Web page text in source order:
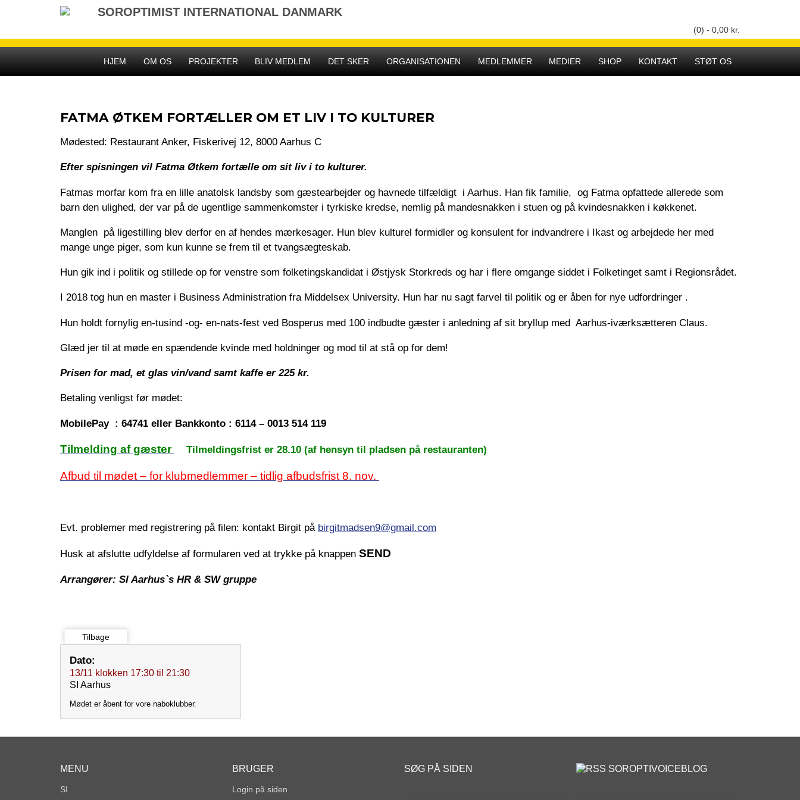
SOROPTIMIST INTERNATIONAL DANMARK
(0) -0,00 kr.
HJEM
OM OS PROJEKTER BLIV MEDLEM DET SKER ORGANISATIONEN MEDLEMMER MEDIER SHOP KONTAKT STØT OS
FATMA ØTKEM FORTÆLLER OM ET LIV I TO KULTURER
Mødested: Restaurant Anker, Fiskerivej 12, 8000 Aarhus C
Efter spisningen vil Fatma Øtkemfortælle om sit liv i to kulturer.
Fatmas morfar kom fra en lille anatolsk landsby som gæstearbejder og havnede tilfældigt i Aarhus. Han fik familie, og Fatma opfattede allerede som
barn den ulighed, der var på de ugentlige sammenkomster i tyrkiske kredse, nemlig på mandesnakken i stuen og på kvindesnakken i køkkenet.
Manglen på ligestilling blev derfor en af hendes mærkesager. Hun blev kulturel formidler og konsulent for indvandrere i Ikast og arbejdede her med
mange unge piger, som kun kunne se frem til et tvangsægteskab.
Hun gik ind i politik og stillede op for venstre som folketingskandidat i Østjysk Storkreds og har i flere omgange siddet i Folketinget samt i Regionsrådet.
I 2018 tog hun en master i Business Administration fra Middelsex University. Hun har nu sagt farvel til politik og er åben for nye udfordringer .
Hun holdt fornylig en-tusind -og- en-nats-fest ved Bosperus med 100 indbudte gæster i anledning af sit bryllup med Aarhus-iværksætteren Claus.
Glæd jer til at møde en spændende kvinde med holdninger og mod til at stå op for dem!
Prisen for mad, et glas vin/vand samt kaffe er 225 kr.
Betaling venligst før mødet:
MobilePay : 64741 eller Bankkonto : 6114 – 0013 514 119
Tilmelding af gæster Tilmeldingsfrist er 28.10 (af hensyn til pladsen på restauranten)
Afbud til mødet – for klubmedlemmer – tidlig afbudsfrist 8. nov.
Evt. problemer med registrering på filen: kontakt Birgit på birgitmadsen9@gmail.com
Husk at afslutte udfyldelse af formularen ved at trykke på knappen SEND
Arrangører: SI Aarhus`s HR & SW gruppe
Tilbage
Dato:
13/11 klokken 17:30 til 21:30
SI Aarhus
Mødet er åbent for vore naboklubber.
MENU
SI
BRUGER
Login på siden
SØG PÅ SIDEN SOROPTIVOICEBLOG